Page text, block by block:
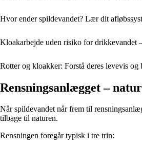
Hvor ender spildevandet? Lær dit
Kloakarbejde uden risiko for drikkevandet
Rotter og kloakker: Forstå deres levevis
Rensningsanlægget –
Når spildevandet når frem til
tilbage til naturen.
Rensningen foregår typisk i tre trin: